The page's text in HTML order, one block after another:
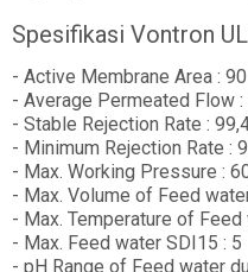
Spesifikasi Vontron
- Active Membrane Area :
- Average Permeated Flow
- Stable Rejection Rate :
- Minimum Rejection Rate :
- Max. Working Pressure :
- Max. Volume of Feed
- Max. Temperature of
- Max. Feed water SDI15 : 5
- pH Range of Feed water